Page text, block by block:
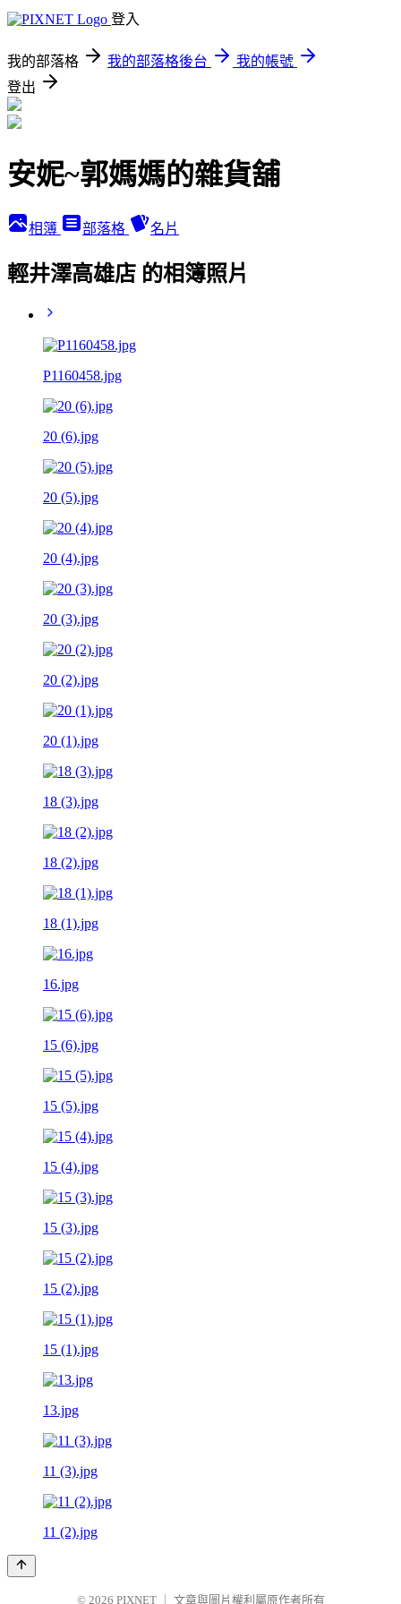
登入
我的部落格 我的部落格後台
我的帳號
登出
安妮~郭媽媽的雜貨舖
相簿 部落格 名片
輕井澤高雄店 的相簿照片
P1160458.jpg
20 (6).jpg
20 (5).jpg
20 (4).jpg
20 (3).jpg
20 (2).jpg
20 (1).jpg
18 (3).jpg
18 (2).jpg
18 (1).jpg
16.jpg
15 (6).jpg
15 (5).jpg
15 (4).jpg
15 (3).jpg
15 (2).jpg
15 (1).jpg
13.jpg
11 (3).jpg
11 (2).jpg
© 2026 PIXNET 文章與圖片權利屬原作者所有